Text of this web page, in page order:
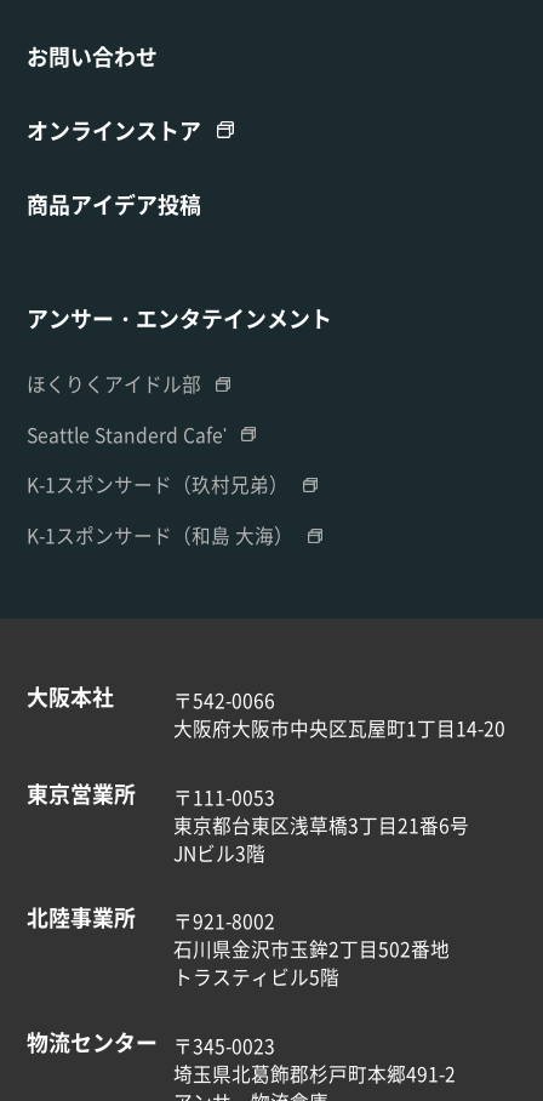
お問い合わせ
オンラインストア
商品アイデア投稿
アンサー・エンタテインメント
ほくりくアイドル部
Seattle Standerd Cafe'
K-1スポンサード（玖村兄弟）
K-1スポンサード（和島 大海）
大阪本社
〒542-0066
大阪府大阪市中央区瓦屋町1丁目14-20
東京営業所
〒111-0053
東京都台東区浅草橋3丁目21番6号
JNビル3階
北陸事業所
〒921-8002
石川県金沢市玉鉾2丁目502番地
トラスティビル5階
物流センター
〒345-0023
埼玉県北葛飾郡杉戸町本郷491-2